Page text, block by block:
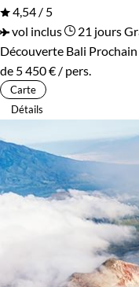
4,54 / 5
vol inclus
21 jours
Découverte Bali
de 5 450 € / pers.
Carte
Détails